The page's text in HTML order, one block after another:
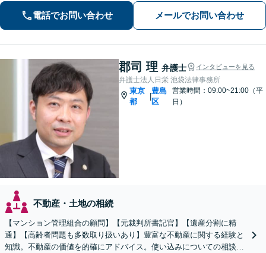
民事から刑事事件まで幅広く支援【完
電話でお問い合わせ メールでお問い合わせ
郡司 理 弁護士 インタビューを見る
弁護士法人日栄 池袋法律事務所
東京
都
|
豊島
区
営業時間：09:00~21:00（平
日）
不動産・土地の相続
【マンション管理組合の顧問】【元裁判所書記官】【遺産分割に精
通】【高齢者問題も多数取り扱いあり】豊富な不動産に関する経験と
知識。不動産の価値を的確にアドバイス。使い込みについての相談も